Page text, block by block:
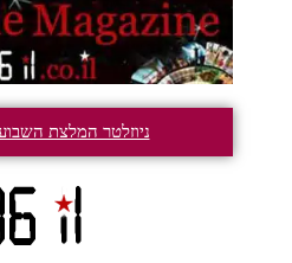
ניוזלטר המלצת